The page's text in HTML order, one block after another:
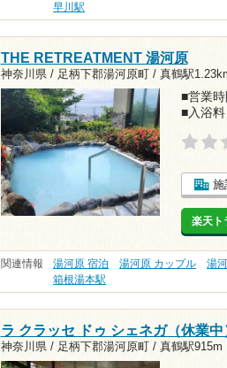
早川駅
THE RETREATMENT 湯河原
神奈川県 / 足柄下郡湯河原町 / 真鶴駅
■営業
■入浴
施
楽天ト
関連情報 湯河原 宿泊 湯河原 カップル 湯
箱根湯本駅
ラ クラッセ ドゥ シェネガ（休業中
神奈川県 / 足柄下郡湯河原町 / 真鶴駅915m